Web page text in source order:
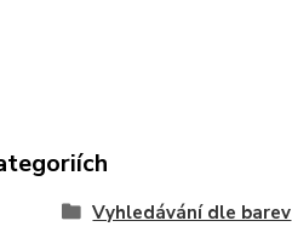
Vyhledávání dle barev